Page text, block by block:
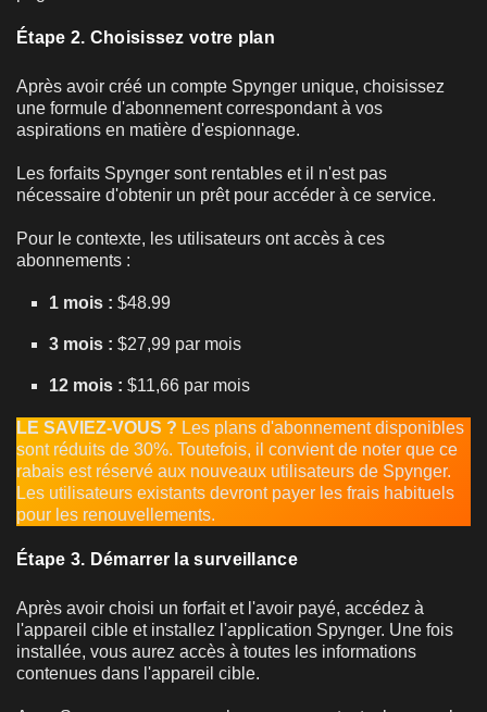
Étape 2. Choisissez votre plan
Après avoir créé un compte Spynger unique, choisissez
une formule d'abonnement correspondant à vos
aspirations en matière d'espionnage.
Les forfaits Spynger sont rentables et il n'est pas
nécessaire d'obtenir un prêt pour accéder à ce service.
Pour le contexte, les utilisateurs ont accès à ces
abonnements :
1 mois : $48.99
3 mois : $27,99 par mois
12 mois : $11,66 par mois
LE SAVIEZ-VOUS ? Les plans d'abonnement disponibles
sont réduits de 30%. Toutefois, il convient de noter que ce
rabais est réservé aux nouveaux utilisateurs de Spynger.
Les utilisateurs existants devront payer les frais habituels
pour les renouvellements.
Étape 3. Démarrer la surveillance
Après avoir choisi un forfait et l'avoir payé, accédez à
l'appareil cible et installez l'application Spynger. Une fois
installée, vous aurez accès à toutes les informations
contenues dans l'appareil cible.